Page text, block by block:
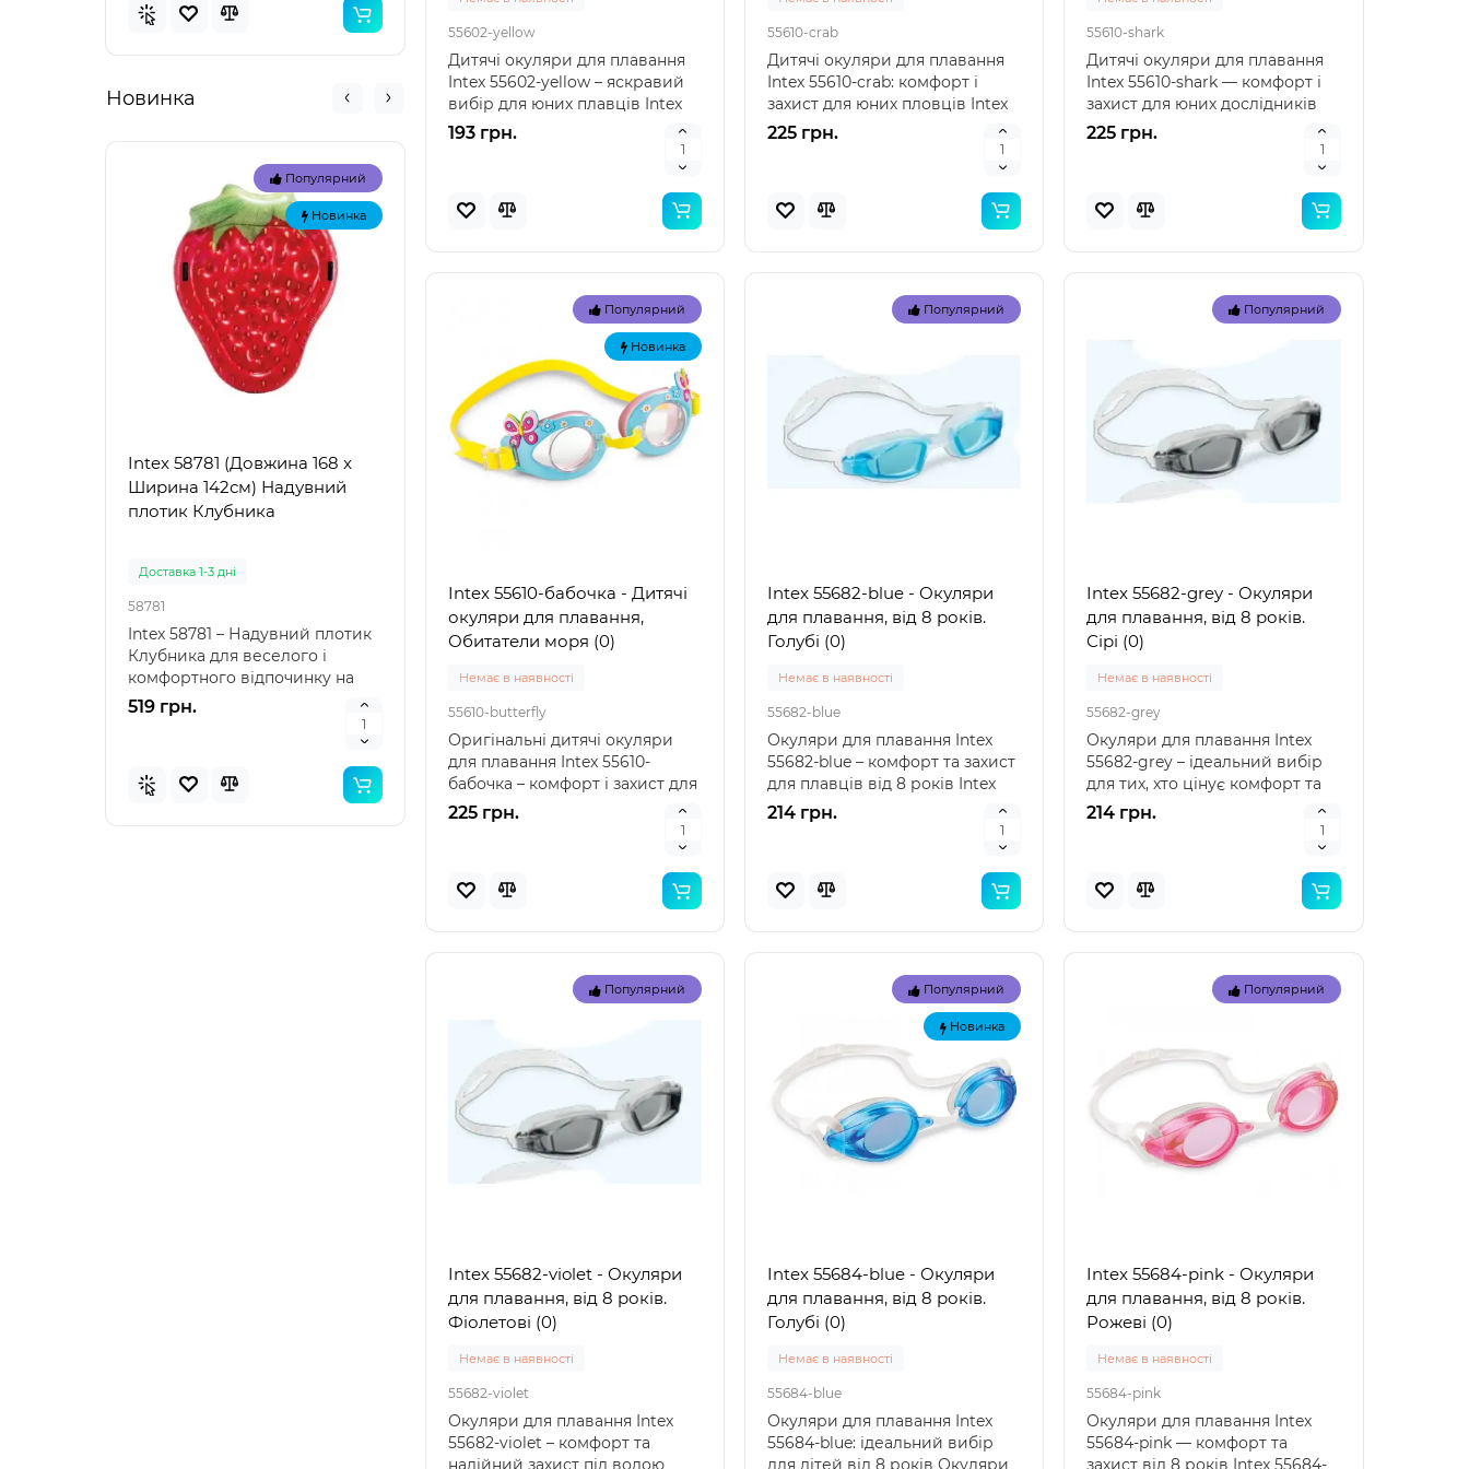
Новинка
Популярний
Новинка
Intex 58781 (Довжина 168 x
Ширина 142см) Надувний
плотик Клубника
Доставка 1-3 дні
58781
Intex 58781 – Надувний плотик
Клубника для веселого і
комфортного відпочинку на
воді Intex 58781 – я..
519 грн.
Новинка
Intex 57100 (85 x 85 x 23см)
Надувний дитячий басейн
Intex 57100 (85 x 85 x 23 см) -
надувний дитячий басейн
"Зелений" Intex 57100 — це
476 грн.
Новинка
Intex 29039 - Термо́метр для
Intex 29039 – термометр для
басейнів: точність і надійність
від лідера ринку Intex 29039 –
155 грн.
Новинка
Bestway 32034 (Довжина 51 x
Ширина 46см) Надувний
Опис надувного жилета для
плавання Bestway 32034
Bestway 32034 — це якісний
221 грн.
55602-yellow
Дитячі окуляри для плавання
Intex 55602-yellow – яскравий
вибір для юних плавців Intex
55602-yellow ..
193 грн.
55610-crab
Дитячі окуляри для плавання
Intex 55610-crab: комфорт і
захист для юних пловців Intex
55610-crab — ..
225 грн.
55610-shark
Дитячі окуляри для плавання
Intex 55610-shark — комфорт і
захист для юних дослідників
підводного сві..
225 грн.
Популярний
Новинка
Intex 55610-бабочка - Дитячі
окуляри для плавання,
Обитатели моря (0)
Немає в наявності
55610-butterfly
Оригінальні дитячі окуляри
для плавання Intex 55610-
бабочка – комфорт і захист для
малюків In..
225 грн.
Популярний
Intex 55682-blue - Окуляри
для плавання, від 8 років.
Голубі (0)
Немає в наявності
55682-blue
Окуляри для плавання Intex
55682-blue – комфорт та захист
для плавців від 8 років Intex
55682-blue ..
214 грн.
Популярний
Intex 55682-grey - Окуляри
для плавання, від 8 років.
Сірі (0)
Немає в наявності
55682-grey
Окуляри для плавання Intex
55682-grey – ідеальний вибір
для тих, хто цінує комфорт та
безпеку під ча..
214 грн.
Популярний
Intex 55682-violet - Окуляри
для плавання, від 8 років.
Фіолетові (0)
Немає в наявності
55682-violet
Окуляри для плавання Intex
55682-violet – комфорт та
надійний захист під водою
Популярний
Новинка
Intex 55684-blue - Окуляри
для плавання, від 8 років.
Голубі (0)
Немає в наявності
55684-blue
Окуляри для плавання Intex
55684-blue: ідеальний вибір
для дітей від 8 років Окуляри
Популярний
Intex 55684-pink - Окуляри
для плавання, від 8 років.
Рожеві (0)
Немає в наявності
55684-pink
Окуляри для плавання Intex
55684-pink — комфорт та
захист від 8 років Intex 55684-